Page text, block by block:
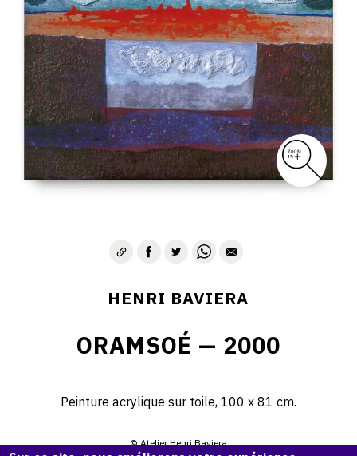
TOME 2 : GRAVURES
CONTACT
HENRI BAVIERA
ORAMSOÉ — 2000
Peinture acrylique sur toile, 100 x 81 cm.
© Atelier Henri Baviera